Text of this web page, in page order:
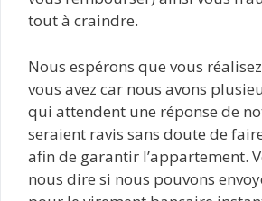
tout à craindre.
Nous espérons que vous
vous avez car nous avons
qui attendent une réponse de
seraient ravis sans doute de
afin de garantir l’appartement.
nous dire si nous pouvons